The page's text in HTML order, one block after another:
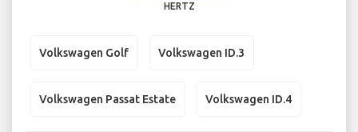
HERTZ
Volkswagen Golf Volkswagen ID.3
Volkswagen Passat Estate Volkswagen ID.4